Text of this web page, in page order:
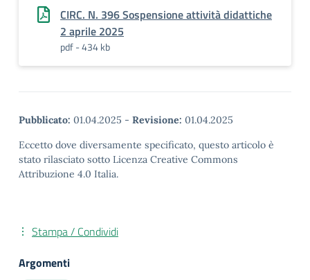
CIRC. N. 396 Sospensione attività didattiche
2 aprile 2025
pdf - 434 kb
Pubblicato: 01.04.2025 - Revisione: 01.04.2025
Eccetto dove diversamente specificato, questo articolo è
stato rilasciato sotto Licenza Creative Commons
Attribuzione 4.0 Italia.
Stampa / Condividi
Argomenti